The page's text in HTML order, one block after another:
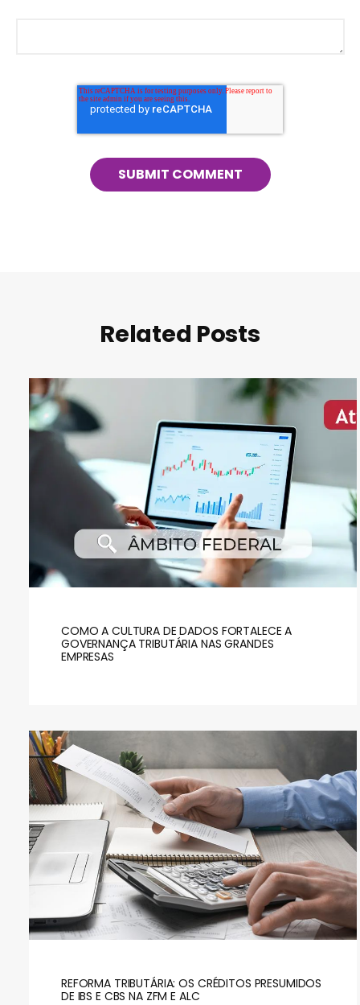
Related Posts
COMO A CULTURA DE DADOS FORTALECE A
GOVERNANÇA TRIBUTÁRIA NAS GRANDES
EMPRESAS
REFORMA TRIBUTÁRIA: OS CRÉDITOS PRESUMIDOS
DE IBS E CBS NA ZFM E ALC